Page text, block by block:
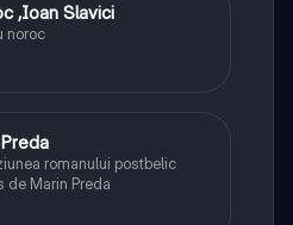
,Ioan Slavici
noroc
romanului postbelic
de Marin Preda